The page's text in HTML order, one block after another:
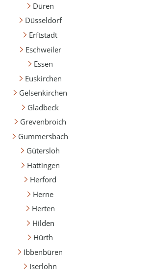
Düren
Düsseldorf
Erftstadt
Eschweiler
Essen
Euskirchen
Gelsenkirchen
Gladbeck
Grevenbroich
Gummersbach
Gütersloh
Hattingen
Herford
Herne
Herten
Hilden
Hürth
Ibbenbüren
Iserlohn